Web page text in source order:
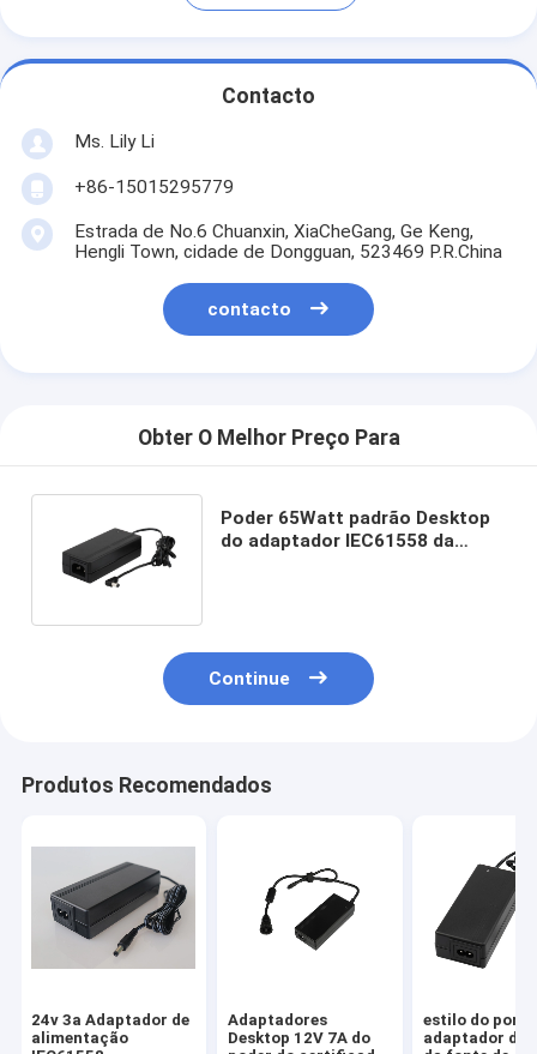
Contacto
Ms. Lily Li
+86-15015295779
Estrada de No.6 Chuanxin, XiaCheGang, Ge Keng,
Hengli Town, cidade de Dongguan, 523469 P.R.China
contacto
Obter O Melhor Preço Para
Poder 65Watt padrão Desktop
do adaptador IEC61558 da
Continue
Produtos Recomendados
24v 3a Adaptador de
alimentação
Adaptadores
Desktop 12V 7A do
estilo do
adaptador do